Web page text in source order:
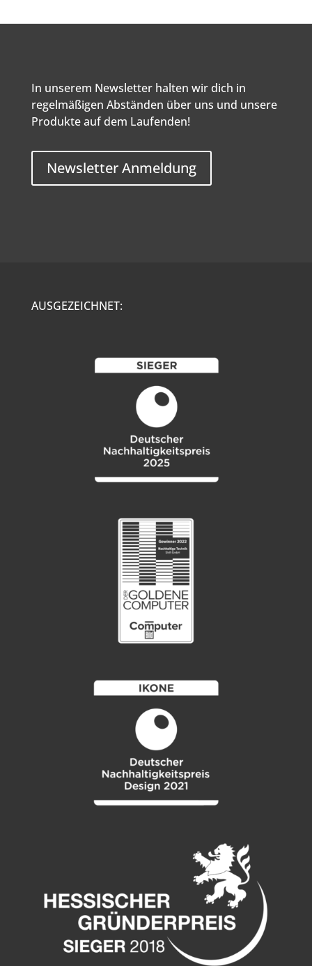
In unserem Newsletter halten wir dich in
regelmäßigen Abständen über uns und unsere
Produkte auf dem Laufenden!
Newsletter Anmeldung
AUSGEZEICHNET: